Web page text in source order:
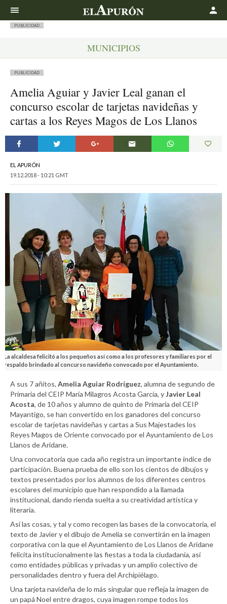
PUBLICIDAD
MUNICIPIOS
PUBLICIDAD
Amelia Aguiar y Javier Leal ganan el
concurso escolar de tarjetas navideñas y
cartas a los Reyes Magos de Los Llanos
EL APURÓN
19.12.2018 - 10:21 GMT
La alcaldesa felicitó a los pequeños así como a los profesores y familiares por el
respaldo brindado al concurso navideño convocado por el Ayuntamiento.
A sus 7 añitos, Amelia Aguiar Rodríguez, alumna de segundo de
Primaria del CEIP María Milagros Acosta García, yJavier Leal
Acosta, de 10 años y alumno de quinto de Primaria del CEIP
Mayantigo, se han convertido en los ganadores del concurso
escolar de tarjetas navideñas y cartas a Sus Majestades los
Reyes Magos de Oriente convocado por el Ayuntamiento de Los
Llanos de Aridane.
Una convocatoria que cada año registra un importante índice de
participación. Buena prueba de ello son los cientos de dibujos y
textos presentados por los alumnos de los diferentes centros
escolares del municipio que han respondido a la llamada
institucional, dando rienda suelta a su creatividad artística y
literaria.
Así las cosas, y tal y como recogen las bases de la convocatoria, el
texto de Javier y el dibujo de Amelia se convertirán en la imagen
corporativa con la que el Ayuntamiento de Los Llanos de Aridane
felicita institucionalmente las fiestas a toda la ciudadanía, así
como entidades públicas y privadas y un amplio colectivo de
personalidades dentro y fuera del Archipiélago.
Una tarjeta navideña de lo más singular que refleja la imagen de
un papá Noel entre dragos, cuya imagen rompe todos los